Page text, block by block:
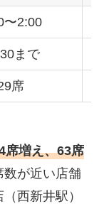
〜2:00
まで
席
席増え、63席
が近い店舗
西新井駅）